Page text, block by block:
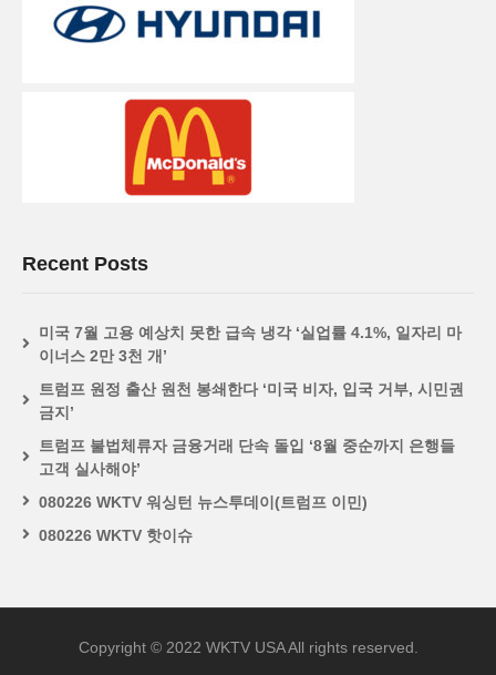
Recent Posts
미국 7월 고용 예상치 못한 급속 냉각 ‘실업률 4.1%, 일자리 마
이너스 2만 3천 개’
트럼프 원정 출산 원천 봉쇄한다 ‘미국 비자, 입국 거부, 시민권
금지’
트럼프 불법체류자 금융거래 단속 돌입 ‘8월 중순까지 은행들
고객 실사해야’
080226 WKTV 워싱턴 뉴스투데이(트럼프 이민)
080226 WKTV 핫이슈
Copyright © 2022 WKTV USA All rights reserved.